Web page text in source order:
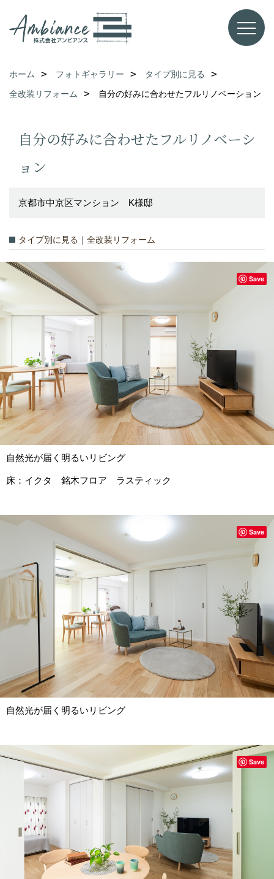
ホーム フォトギャラリー
タイプ別に見る
全改装リフォーム
自分の好みに合わせたフルリノベーション
自分の好みに合わせたフルリノベーシ
ョン
京都市中京区マンション K様邸
タイプ別に見る｜全改装リフォーム
自然光が届く明るいリビング
床：イクタ 銘木フロア ラスティック
Save
自然光が届く明るいリビング
Save
Save